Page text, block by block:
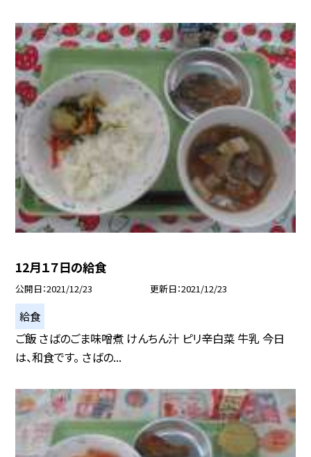
12月１７日の給食
公開日 2021/12/23 更新日 2021/12/23
給食
ご飯 さばのごま味噌煮 けんちん汁 ピリ辛白菜 牛乳 今日
は、和食です。 さばの...